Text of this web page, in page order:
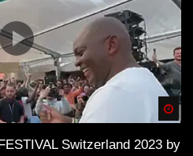
Switzerland 2023 by